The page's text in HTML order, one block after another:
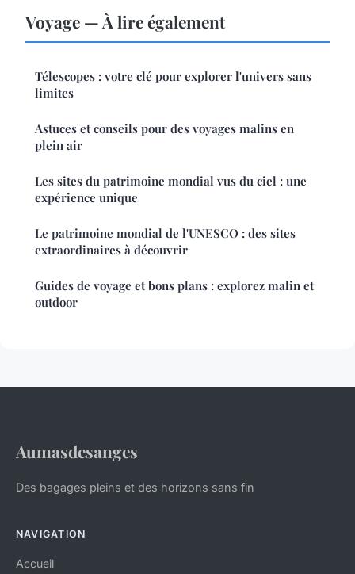
Voyage — À lire également
Télescopes : votre clé pour explorer l'univers sans
limites
Astuces et conseils pour des voyages malins en
plein air
Les sites du patrimoine mondial vus du ciel : une
expérience unique
Le patrimoine mondial de l'UNESCO : des sites
extraordinaires à découvrir
Guides de voyage et bons plans : explorez malin et
outdoor
Aumasdesanges
Des bagages pleins et des horizons sans fin
NAVIGATION
Accueil